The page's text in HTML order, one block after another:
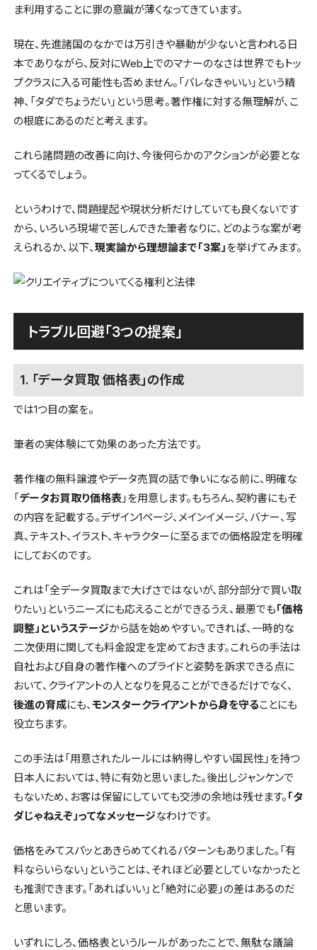
ま利用することに罪の意識が薄くなってきています。
現在、先進諸国のなかでは万引きや暴動が少ないと言われる日
本でありながら、反対にWeb上でのマナーのなさは世界でもトッ
プクラスに入る可能性も否めません。「バレなきゃいい」という精
神、「タダでちょうだい」という思考。著作権に対する無理解が、こ
の根底にあるのだと考えます。
これら諸問題の改善に向け、今後何らかのアクションが必要とな
ってくるでしょう。
というわけで、問題提起や現状分析だけしていても良くないです
から、いろいろ現場で苦しんできた筆者なりに、どのような案が考
えられるか、以下、現実論から理想論まで「3案」を挙げてみます。
トラブル回避「3つの提案」
1. 「データ買取 価格表」の作成
では1つ目の案を。
筆者の実体験にて効果のあった方法です。
著作権の無料譲渡やデータ売買の話で争いになる前に、明確な
「データお買取り価格表 」を用意します。もちろん、契約書にもそ
の内容を記載する。デザイン1ページ、メインイメージ、バナー、写
真、テキスト、イラスト、キャラクターに至るまでの価格設定を明確
にしておくのです。
これは「全データ買取まで大げさではないが、部分部分で買い取
りたい」というニーズにも応えることができるうえ、最悪でも「価格
調整」というステージから話を始めやすい。できれば、一時的な
二次使用に関しても料金設定を定めておきます。これらの手法は
自社および自身の著作権へのプライドと姿勢を訴求できる点に
おいて、クライアントの人となりを見ることができるだけでなく、
後進の育成にも、モンスタークライアントから身を守ることにも
役立ちます。
この手法は「用意されたルールには納得しやすい国民性」を持つ
日本人においては、特に有効と思いました。後出しジャンケンで
もないため、お客は保留にしていても交渉の余地は残せます。 「タ
ダじゃねえぞ」ってなメッセージなわけです。
価格をみてスパッとあきらめてくれるパターンもありました。「有
料ならいらない」ということは、それほど必要としていなかったと
も推測できます。「あればいい」と「絶対に必要」の差はあるのだ
と思います。
いずれにしろ、価格表というルールがあったことで、無駄な議論